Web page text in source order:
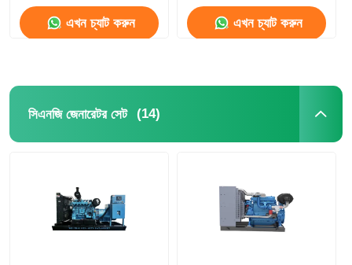
এখন চ্যাট করুন এখন চ্যাট করুন
সিএনজি জেনারেটর সেট (14)